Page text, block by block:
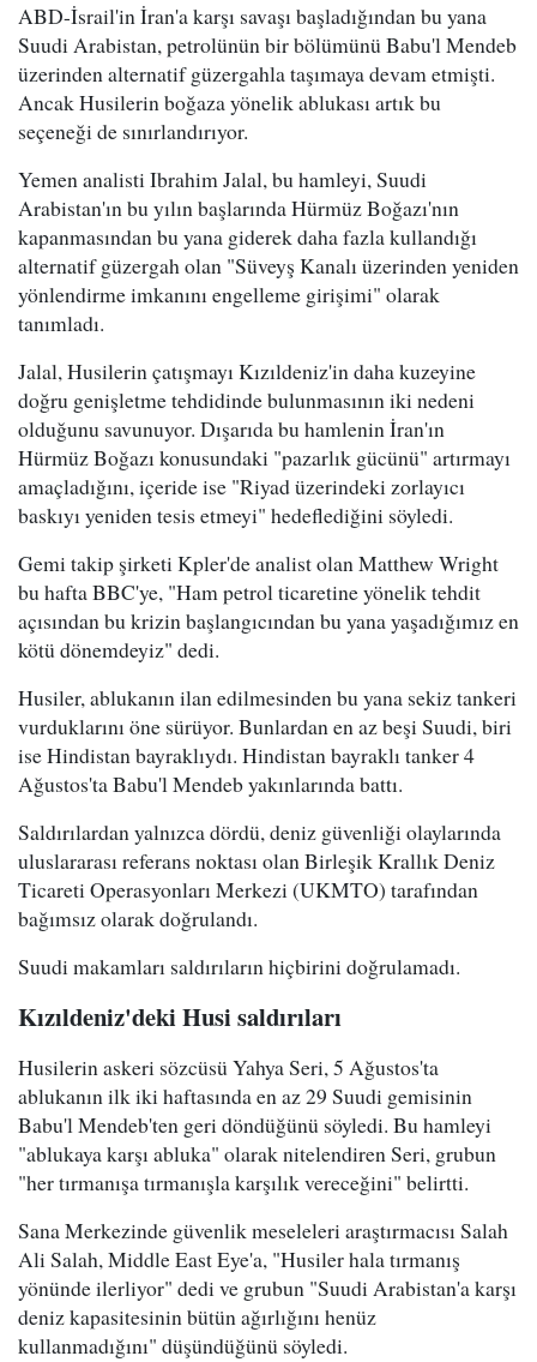
ABD-İsrail'in İran'a karşı savaşı başladığından bu yana
Suudi Arabistan, petrolünün bir bölümünü Babu'l Mendeb
üzerinden alternatif güzergahla taşımaya devam etmişti.
Ancak Husilerin boğaza yönelik ablukası artık bu
seçeneği de sınırlandırıyor.
Yemen analisti Ibrahim Jalal, bu hamleyi, Suudi
Arabistan'ın bu yılın başlarında Hürmüz Boğazı'nın
kapanmasından bu yana giderek daha fazla kullandığı
alternatif güzergah olan "Süveyş Kanalı üzerinden yeniden
yönlendirme imkanını engelleme girişimi" olarak
tanımladı.
Jalal, Husilerin çatışmayı Kızıldeniz'in daha kuzeyine
doğru genişletme tehdidinde bulunmasının iki nedeni
olduğunu savunuyor. Dışarıda bu hamlenin İran'ın
Hürmüz Boğazı konusundaki "pazarlık gücünü" artırmayı
amaçladığını, içeride ise "Riyad üzerindeki zorlayıcı
baskıyı yeniden tesis etmeyi" hedeflediğini söyledi.
Gemi takip şirketi Kpler'de analist olan Matthew Wright
bu hafta BBC'ye, "Ham petrol ticaretine yönelik tehdit
açısından bu krizin başlangıcından bu yana yaşadığımız en
kötü dönemdeyiz" dedi.
Husiler, ablukanın ilan edilmesinden bu yana sekiz tankeri
vurduklarını öne sürüyor. Bunlardan en az beşi Suudi, biri
ise Hindistan bayraklıydı. Hindistan bayraklı tanker 4
Ağustos'ta Babu'l Mendeb yakınlarında battı.
Saldırılardan yalnızca dördü, deniz güvenliği olaylarında
uluslararası referans noktası olan Birleşik Krallık Deniz
Ticareti Operasyonları Merkezi (UKMTO) tarafından
bağımsız olarak doğrulandı.
Suudi makamları saldırıların hiçbirini doğrulamadı.
Kızıldeniz'deki Husi saldırıları
Husilerin askeri sözcüsü Yahya Seri, 5 Ağustos'ta
ablukanın ilk iki haftasında en az 29 Suudi gemisinin
Babu'l Mendeb'ten geri döndüğünü söyledi. Bu hamleyi
"ablukaya karşı abluka" olarak nitelendiren Seri, grubun
"her tırmanışa tırmanışla karşılık vereceğini" belirtti.
Sana Merkezinde güvenlik meseleleri araştırmacısı Salah
Ali Salah, Middle East Eye'a, "Husiler hala tırmanış
yönünde ilerliyor" dedi ve grubun "Suudi Arabistan'a karşı
deniz kapasitesinin bütün ağırlığını henüz
kullanmadığını" düşündüğünü söyledi.